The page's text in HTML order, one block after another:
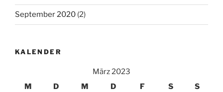
September 2020 (2)
KALENDER
März 2023
M
D M D F S S